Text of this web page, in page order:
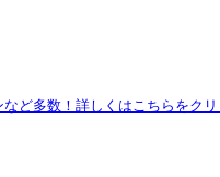
ど多数！詳しくはこちらをクリ